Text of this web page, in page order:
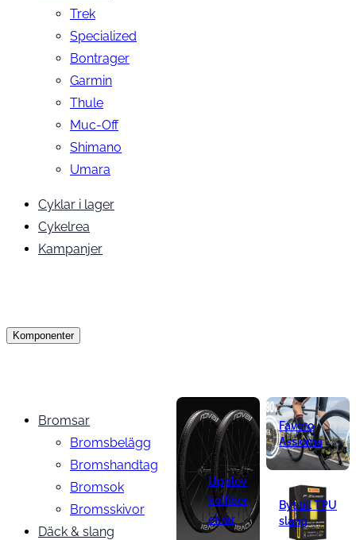
Trek
Specialized
Bontrager
Garmin
Thule
Muc-Off
Shimano
Umara
Cyklar i lager
Cykelrea
Kampanjer
Komponenter
Bromsar
Bromsbelägg
Bromshandtag
Bromsok
Bromsskivor
Däck & slang
Upplev
kolfiber
ekrar
Favero
Assioma
Byt till TPU
slang